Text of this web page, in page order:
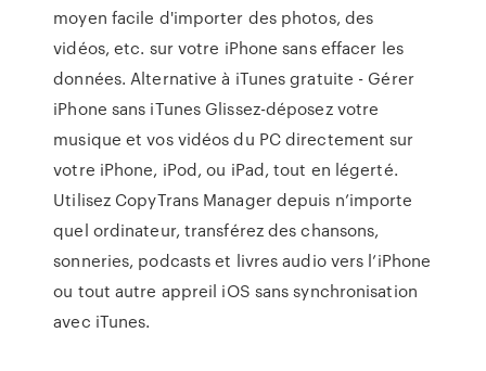
moyen facile d'importer des photos, des
vidéos, etc. sur votre iPhone sans effacer les
données. Alternative à iTunes gratuite - Gérer
iPhone sans iTunes Glissez-déposez votre
musique et vos vidéos du PC directement sur
votre iPhone, iPod, ou iPad, tout en légerté.
Utilisez CopyTrans Manager depuis n’importe
quel ordinateur, transférez des chansons,
sonneries, podcasts et livres audio vers l’iPhone
ou tout autre appreil iOS sans synchronisation
avec iTunes.